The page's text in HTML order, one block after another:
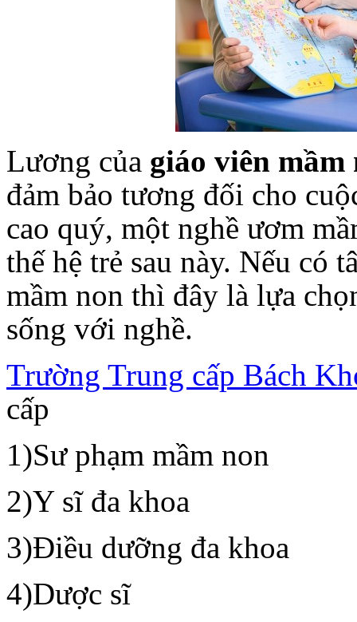
Lương của giáo viên mầm
đảm bảo tương đối cho
cao quý, một nghề ươm
thế hệ trẻ sau này. Nếu có
mầm non thì đây là lựa
sống với nghề.
Trường Trung cấp Bách
cấp
1)Sư phạm mầm non
2)Y sĩ đa khoa
3)Điều dưỡng đa khoa
4)Dược sĩ